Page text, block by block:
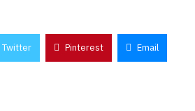
Twitter Pinterest Email